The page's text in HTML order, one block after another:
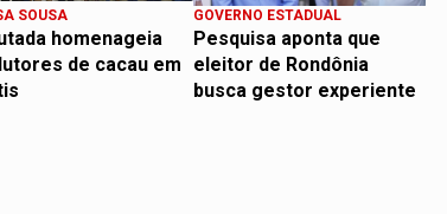
SOUSA
homenageia
de cacau em
GOVERNO ESTADUAL
Pesquisa aponta que
eleitor de Rondônia
busca gestor experiente